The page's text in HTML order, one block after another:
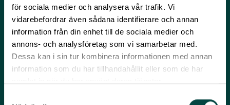
för sociala medier och analysera vår trafik. Vi
vidarebefordrar även sådana identifierare och annan
information från din enhet till de sociala medier och
annons- och analysföretag som vi samarbetar med.
Dessa kan i sin tur kombinera informationen med annan
information som du har tillhandahållit eller som de har
SYN PÅ KOMMUNIKATION OCH ÖPPEN
VETENSKAP
En studie om forskares syn på
forskningskommunikation och öppen
vetenskap. Rapporten är baserad på enkätsvar